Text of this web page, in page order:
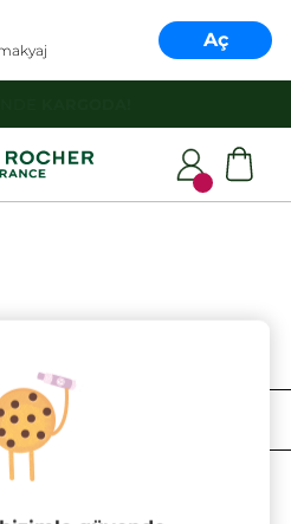
Aç
SIRALAMA